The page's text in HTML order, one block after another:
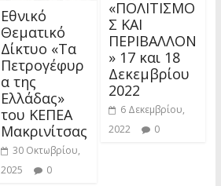
Εθνικό
Θεματικό
Δίκτυο «Τα
Πετρογέφυρ
α της
Ελλάδας»
του ΚΕΠΕΑ
Μακρινίτσας
30 Οκτωβρίου,
2025
0
«ΠΟΛΙΤΙΣΜΟ
Σ ΚΑΙ
ΠΕΡΙΒΑΛΛΟΝ
» 17 και 18
Δεκεμβρίου
2022
6 Δεκεμβρίου,
2022
0